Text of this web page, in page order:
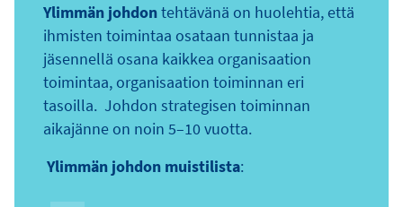
Ylimmän johdontehtävänä on huolehtia, että
ihmisten toimintaa osataan tunnistaa ja
jäsennellä osana kaikkea organisaation
toimintaa, organisaation toiminnan eri
tasoilla. Johdon strategisen toiminnan
aikajänne on noin 5–10 vuotta.
Ylimmän johdon muistilista: